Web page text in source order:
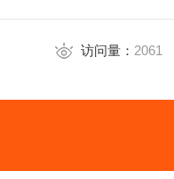
访问量： 2061